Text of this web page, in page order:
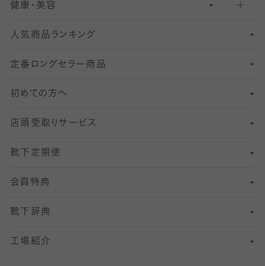
オーバーニー・ニーハイソックス
111〜210デニールタイツ
211デニールタイツ以上（防寒・厚手タイツ）
5 分丈
6 分丈レギンス
7 分丈 レギンス
8 分丈 レギンス
10分丈 レギンス
12分丈レギンス
13分丈レギンス
美脚ストッキング
オールスルーストッキング
フレッシャーズ向けソックス・靴下
冠婚葬祭向けソックス・靴下
スーツカジュアルソックス・靴下
ロングホーズ
ランニングソックス・靴下
ゴルフソックス・靴下
サッカー・フットサル用ソックス
ヨガソックス・靴下
スポーツ用レッグウォーマー
SSサイズ（21～23cm）
Sサイズ（22～25cm）
Mサイズ（25～27cm）
Lサイズ（27～29cm）
健康・美容
インナーソックス
加圧・着圧ソックス
冷えとり靴下
着圧・加圧タイツ
むくみ対策
足の疲れ対策
足の臭い対策
冷え対策
人気商品ランキング
定番ロングセラー商品
初めての方へ
店頭受取りサービス
靴下定期便
会員特典
靴下辞典
工場紹介